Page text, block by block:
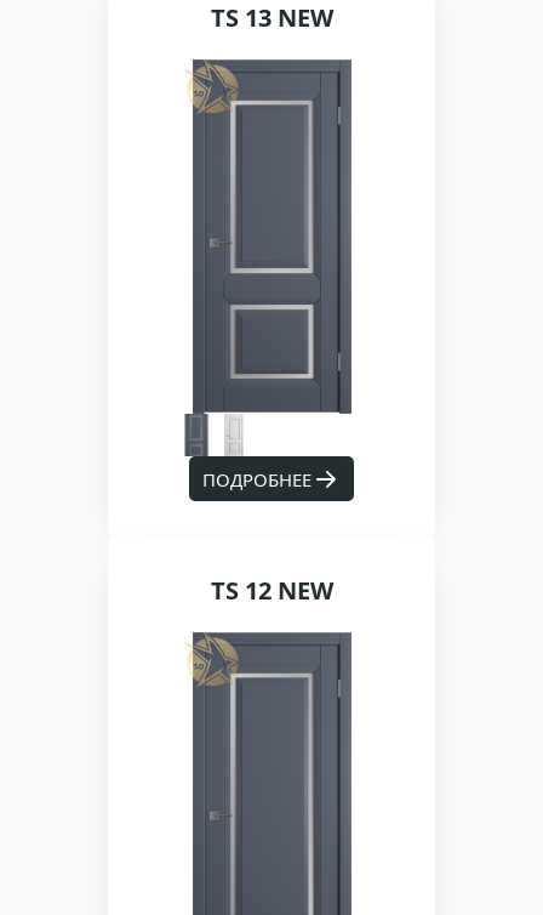
TS 13 NEW
ПОДРОБНЕЕ
TS 12 NEW